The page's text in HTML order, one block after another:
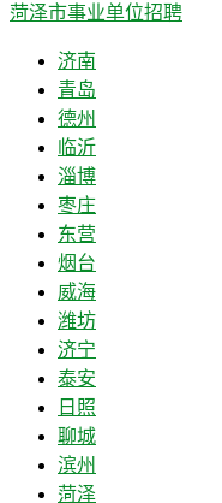
菏泽市事业单位招聘
济南
青岛
德州
临沂
淄博
枣庄
东营
烟台
威海
潍坊
济宁
泰安
日照
聊城
滨州
菏泽